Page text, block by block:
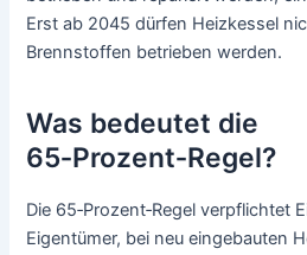
Erst ab 2045 dürfen Heizkessel
Brennstoffen betrieben werden.
Was bedeutet die
65‑Prozent‑Regel?
Die 65‑Prozent‑Regel verpflichtet
Eigentümer, bei neu eingebauten